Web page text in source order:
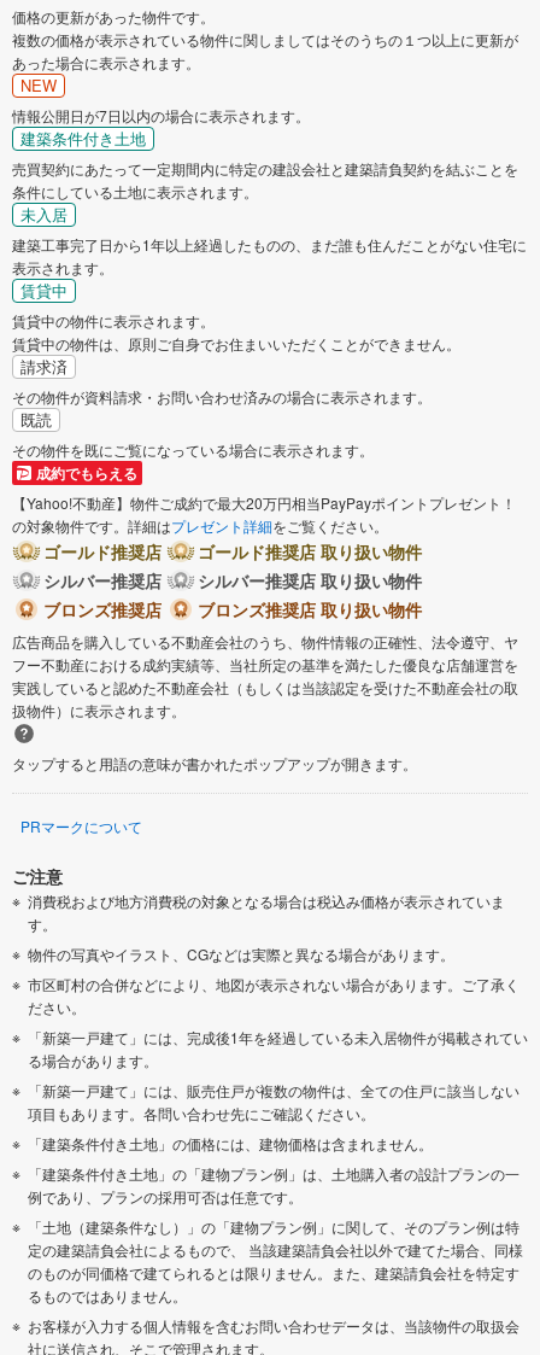
価格の更新があった物件です。
複数の価格が表示されている物件に関しましてはそのうちの１つ以上に更新が
あった場合に表示されます。
NEW
情報公開日が7日以内の場合に表示されます。
建築条件付き土地
売買契約にあたって一定期間内に特定の建設会社と建築請負契約を結ぶことを
条件にしている土地に表示されます。
未入居
建築工事完了日から1年以上経過したものの、まだ誰も住んだことがない住宅に
表示されます。
賃貸中
賃貸中の物件に表示されます。
賃貸中の物件は、原則ご自身でお住まいいただくことができません。
請求済
その物件が資料請求・お問い合わせ済みの場合に表示されます。
既読
その物件を既にご覧になっている場合に表示されます。
成約でもらえる
【Yahoo!不動産】物件ご成約で最大20万円相当PayPayポイントプレゼント！
の対象物件です。詳細はプレゼント詳細をご覧ください。
ゴールド推奨店
ゴールド推奨店 取り扱い物件
シルバー推奨店
シルバー推奨店 取り扱い物件
ブロンズ推奨店
ブロンズ推奨店 取り扱い物件
広告商品を購入している不動産会社のうち、物件情報の正確性、法令遵守、ヤ
フー不動産における成約実績等、当社所定の基準を満たした優良な店舗運営を
実践していると認めた不動産会社（もしくは当該認定を受けた不動産会社の取
扱物件）に表示されます。
タップすると用語の意味が書かれたポップアップが開きます。
PRマークについて
ご注意
消費税および地方消費税の対象となる場合は税込み価格が表示されていま
す。
物件の写真やイラスト、CGなどは実際と異なる場合があります。
市区町村の合併などにより、地図が表示されない場合があります。ご了承く
ださい。
「新築一戸建て」には、完成後1年を経過している未入居物件が掲載されてい
る場合があります。
「新築一戸建て」には、販売住戸が複数の物件は、全ての住戸に該当しない
項目もあります。各問い合わせ先にご確認ください。
「建築条件付き土地」の価格には、建物価格は含まれません。
「建築条件付き土地」の「建物プラン例」は、土地購入者の設計プランの一
例であり、プランの採用可否は任意です。
「土地（建築条件なし）」の「建物プラン例」に関して、そのプラン例は特
定の建築請負会社によるもので、 当該建築請負会社以外で建てた場合、同様
のものが同価格で建てられるとは限りません。また、建築請負会社を特定す
るものではありません。
お客様が入力する個人情報を含むお問い合わせデータは、当該物件の取扱会
社に送信され、そこで管理されます。